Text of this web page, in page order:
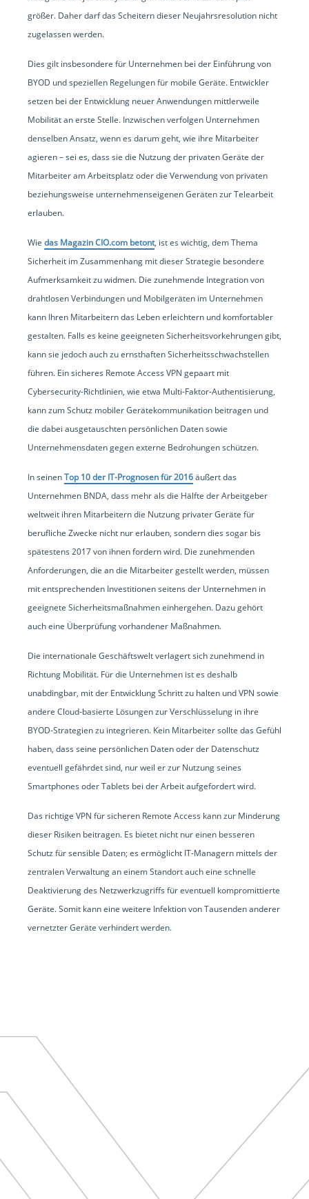
größer. Daher darf das Scheitern dieser Neujahrsresolution nicht
zugelassen werden.
Dies gilt insbesondere für Unternehmen bei der Einführung von
BYOD und speziellen Regelungen für mobile Geräte. Entwickler
setzen bei der Entwicklung neuer Anwendungen mittlerweile
Mobilität an erste Stelle. Inzwischen verfolgen Unternehmen
denselben Ansatz, wenn es darum geht, wie ihre Mitarbeiter
agieren – sei es, dass sie die Nutzung der privaten Geräte der
Mitarbeiter am Arbeitsplatz oder die Verwendung von privaten
beziehungsweise unternehmenseigenen Geräten zur Telearbeit
erlauben.
Wie das Magazin CIO.com betont, ist es wichtig, dem Thema
Sicherheit im Zusammenhang mit dieser Strategie besondere
Aufmerksamkeit zu widmen. Die zunehmende Integration von
drahtlosen Verbindungen und Mobilgeräten im Unternehmen
kann Ihren Mitarbeitern das Leben erleichtern und komfortabler
gestalten. Falls es keine geeigneten Sicherheitsvorkehrungen gibt,
kann sie jedoch auch zu ernsthaften Sicherheitsschwachstellen
führen. Ein sicheres Remote Access VPN gepaart mit
Cybersecurity-Richtlinien, wie etwa Multi-Faktor-Authentisierung,
kann zum Schutz mobiler Gerätekommunikation beitragen und
die dabei ausgetauschten persönlichen Daten sowie
Unternehmensdaten gegen externe Bedrohungen schützen.
In seinenTop 10 der IT-Prognosen für 2016äußert das
Unternehmen BNDA, dass mehr als die Hälfte der Arbeitgeber
weltweit ihren Mitarbeitern die Nutzung privater Geräte für
berufliche Zwecke nicht nur erlauben, sondern dies sogar bis
spätestens 2017 von ihnen fordern wird. Die zunehmenden
Anforderungen, die an die Mitarbeiter gestellt werden, müssen
mit entsprechenden Investitionen seitens der Unternehmen in
geeignete Sicherheitsmaßnahmen einhergehen. Dazu gehört
auch eine Überprüfung vorhandener Maßnahmen.
Die internationale Geschäftswelt verlagert sich zunehmend in
Richtung Mobilität. Für die Unternehmen ist es deshalb
unabdingbar, mit der Entwicklung Schritt zu halten und VPN sowie
andere Cloud-basierte Lösungen zur Verschlüsselung in ihre
BYOD-Strategien zu integrieren. Kein Mitarbeiter sollte das Gefühl
haben, dass seine persönlichen Daten oder der Datenschutz
eventuell gefährdet sind, nur weil er zur Nutzung seines
Smartphones oder Tablets bei der Arbeit aufgefordert wird.
Das richtige VPN für sicheren Remote Access kann zur Minderung
dieser Risiken beitragen. Es bietet nicht nur einen besseren
Schutz für sensible Daten; es ermöglicht IT-Managern mittels der
zentralen Verwaltung an einem Standort auch eine schnelle
Deaktivierung des Netzwerkzugriffs für eventuell kompromittierte
Geräte. Somit kann eine weitere Infektion von Tausenden anderer
vernetzter Geräte verhindert werden.